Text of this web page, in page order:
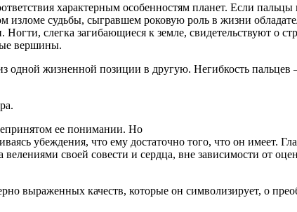
характерным особенностям планет. Если
судьбы, сыгравшем роковую роль в жизни
слегка загибающиеся к земле, свидетельствуют о
вершины.
одной жизненной позиции в другую. Негибкость
ее понимании. Но
убеждения, что ему достаточно того, что он имеет.
своей совести и сердца, вне зависимости от
качеств, которые он символизирует, о